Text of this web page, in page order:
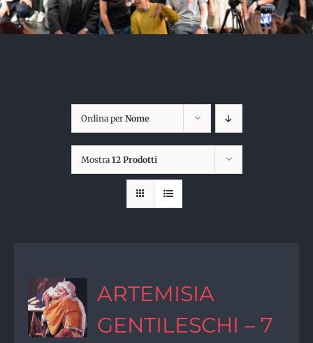
Ordina per Nome
Mostra 12 Prodotti
ARTEMISIA
GENTILESCHI – 7